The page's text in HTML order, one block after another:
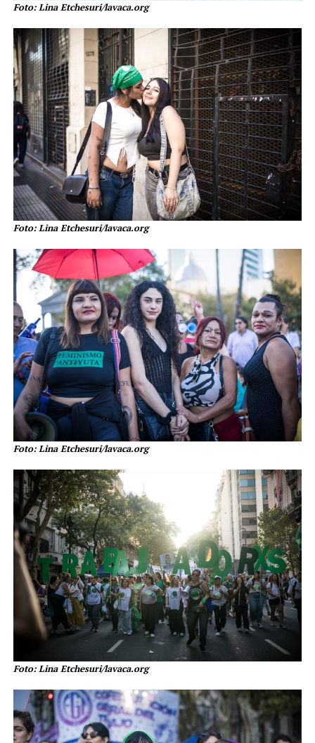
Foto: Lina Etchesuri/lavaca.org
Foto: Lina Etchesuri/lavaca.org
Foto: Lina Etchesuri/lavaca.org
Foto: Lina Etchesuri/lavaca.org